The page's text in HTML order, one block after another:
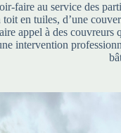
faire au service des
en tuiles, d’une
appel à des
intervention